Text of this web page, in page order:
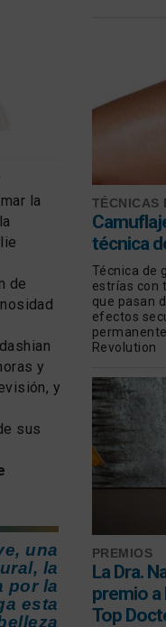
TÉCNICAS
técnica
Técnica de
estrías con
que pasan
efectos
Revolution
PREMIOS
La Dra.
premio a
Top
la
de
y
y
sus
una
la
por la
esta